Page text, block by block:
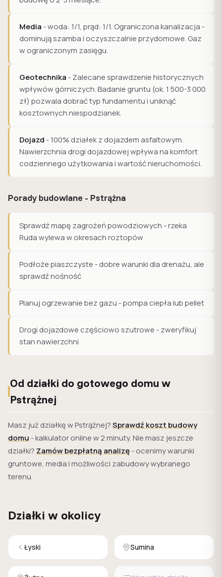
Media - woda: 1/1, prąd: 1/1. Ograniczona kanalizacja -
dominują szamba i oczyszczalnie przydomowe. Gaz
w ograniczonym zasięgu.
Geotechnika - Zalecane sprawdzenie historycznych
wpływów górniczych. Badanie gruntu (ok. 1 500-3 000
zł) pozwala dobrać typ fundamentu i uniknąć
kosztownych niespodzianek.
Dojazd - 100% działek z dojazdem asfaltowym.
Nawierzchnia drogi dojazdowej wpływa na komfort
codziennego użytkowania i wartość nieruchomości.
Porady budowlane - Pstrążna
Sprawdź mapę zagrożeń powodziowych - rzeka
Ruda wylewa w okresach roztopów
Podłoże piaszczyste - dobre warunki dla drenażu, ale
sprawdź nośność
Planuj ogrzewanie bez gazu - pompa ciepła lub pellet
Drogi dojazdowe częściowo szutrowe - zweryfikuj
stan nawierzchni
Od działki do gotowego domu w
Pstrążnej
Masz już działkę w Pstrążnej?Sprawdź koszt budowy
domu - kalkulator online w 2 minuty. Nie masz jeszcze
działki? Zamów bezpłatną analizę- ocenimy warunki
gruntowe, media i możliwości zabudowy wybranego
terenu.
Działki w okolicy
Łyski Sumina